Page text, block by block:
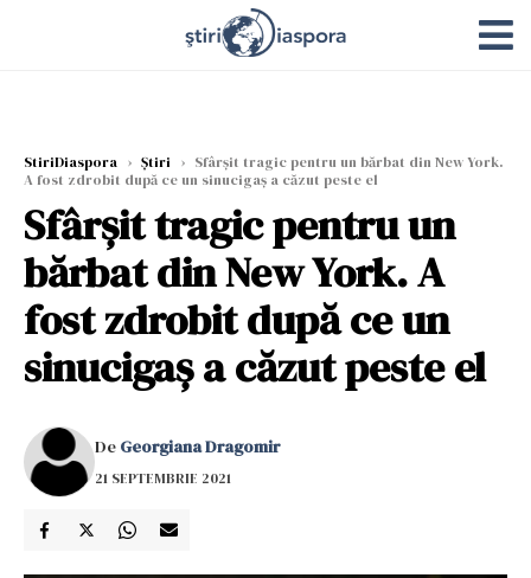
StiriDiaspora › Știri › Sfârșit tragic pentru un bărbat din New York.
A fost zdrobit după ce un sinucigaș a căzut peste el
Sfârșit tragic pentru un
bărbat din New York. A
fost zdrobit după ce un
sinucigaș a căzut peste el
De Georgiana Dragomir
21 SEPTEMBRIE 2021